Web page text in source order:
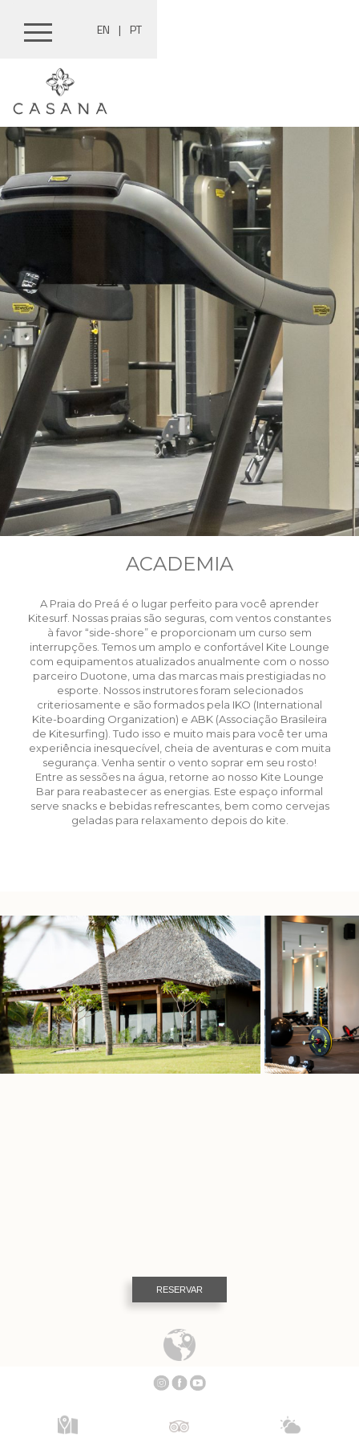
Pular
conteúdo
EN | PT
ACADEMIA
A Praia do Preá é o lugar perfeito para você aprender
Kitesurf. Nossas praias são seguras, com ventos constantes
à favor “side-shore” e proporcionam um curso sem
interrupções. Temos um amplo e confortável Kite Lounge
com equipamentos atualizados anualmente com o nosso
parceiro Duotone, uma das marcas mais prestigiadas no
esporte. Nossos instrutores foram selecionados
criteriosamente e são formados pela IKO (International
Kite-boarding Organization) e ABK (Associação Brasileira
de Kitesurfing). Tudo isso e muito mais para você ter uma
experiência inesquecível, cheia de aventuras e com muita
segurança. Venha sentir o vento soprar em seu rosto!
Entre as sessões na água, retorne ao nosso Kite Lounge
Bar para reabastecer as energias. Este espaço informal
serve snacks e bebidas refrescantes, bem como cervejas
geladas para relaxamento depois do kite.
RESERVAR